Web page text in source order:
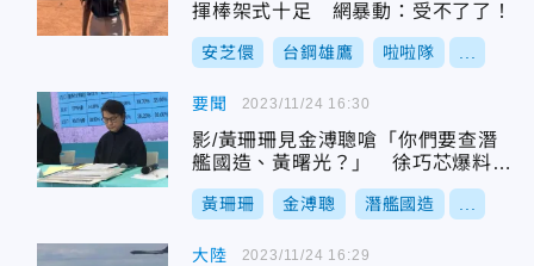
揮棒架式十足 網暴動：受不了了！
安芝儇 台鋼雄鷹 啦啦隊
要聞
影/黃珊珊見金溥聰嗆「你們要查潛
艦國造、黃曙光？」 徐巧芯爆料驚
呆游淑慧
黃珊珊 金溥聰 潛艦國造
2023/11/24 16:30
大陸 2023/11/24 16:29